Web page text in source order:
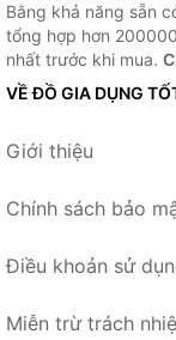
Bằng khả năng sẵn
tổng hợp hơn
nhất trước khi mua.
VỀ ĐỒ GIA DỤNG
Giới thiệu
Chính sách bảo
Điều khoản sử
Miễn trừ trách